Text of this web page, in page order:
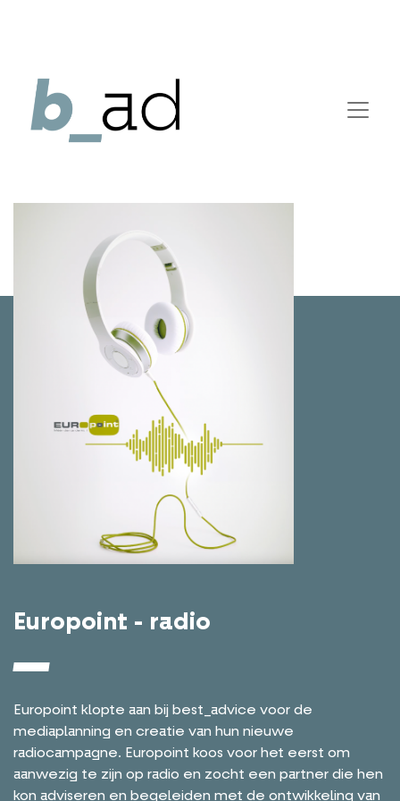
Europoint - radio
Europoint klopte aan bij best_advice voor de
mediaplanning en creatie van hun nieuwe
radiocampagne. Europoint koos voor het eerst om
aanwezig te zijn op radio en zocht een partner die hen
kon adviseren en begeleiden met de ontwikkeling van